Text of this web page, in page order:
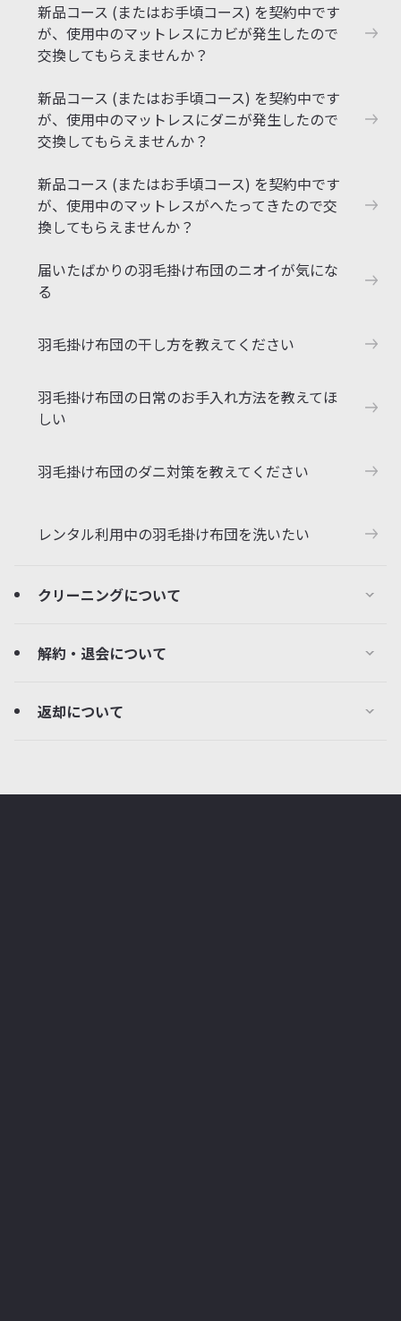
新品コース (またはお手頃コース) を契約中です
が、使用中のマットレスにカビが発生したので
交換してもらえませんか？
新品コース (またはお手頃コース) を契約中です
が、使用中のマットレスにダニが発生したので
交換してもらえませんか？
新品コース (またはお手頃コース) を契約中です
が、使用中のマットレスがへたってきたので交
換してもらえませんか？
届いたばかりの羽毛掛け布団のニオイが気にな
る
羽毛掛け布団の干し方を教えてください
羽毛掛け布団の日常のお手入れ方法を教えてほ
しい
羽毛掛け布団のダニ対策を教えてください
レンタル利用中の羽毛掛け布団を洗いたい
クリーニングについて
解約・退会について
返却について